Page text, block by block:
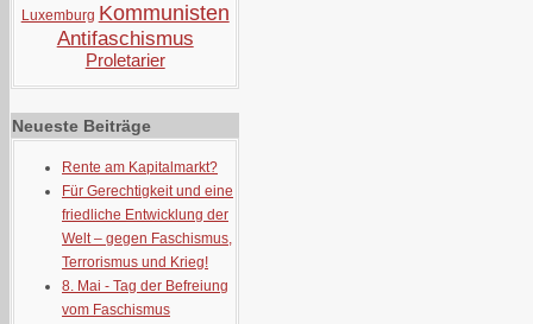
Luxemburg Kommunisten
Antifaschismus
Proletarier
Neueste Beiträge
Rente am Kapitalmarkt?
Für Gerechtigkeit und eine
friedliche Entwicklung der
Welt – gegen Faschismus,
Terrorismus und Krieg!
8. Mai - Tag der Befreiung
vom Faschismus